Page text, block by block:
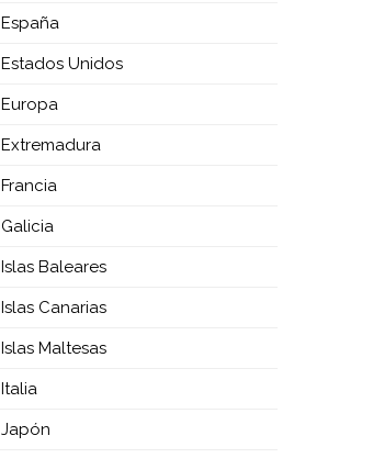
España
Estados Unidos
Europa
Extremadura
Francia
Galicia
Islas Baleares
Islas Canarias
Islas Maltesas
Italia
Japón